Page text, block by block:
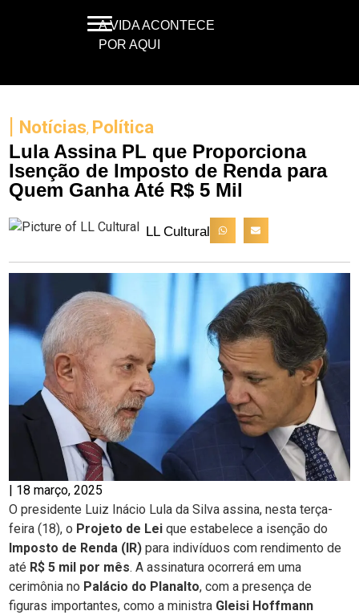
A VIDA ACONTECE
POR AQUI
| Notícias, Política
Lula Assina PL que Proporciona
Isenção de Imposto de Renda para
Quem Ganha Até R$ 5 Mil
LL Cultural
18 março, 2025
O presidente Luiz Inácio Lula da Silva assina, nesta terça-
feira (18), o Projeto de Lei que estabelece a isenção do
Imposto de Renda (IR) para indivíduos com rendimento de
até R$ 5 mil por mês. A assinatura ocorrerá em uma
cerimônia no Palácio do Planalto, com a presença de
figuras importantes, como a ministra Gleisi Hoffmann